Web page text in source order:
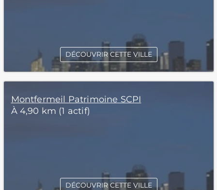
DÉCOUVRIR CETTE VILLE
Montfermeil Patrimoine SCPI
À 4,90 km (1 actif)
DÉCOUVRIR CETTE VILLE